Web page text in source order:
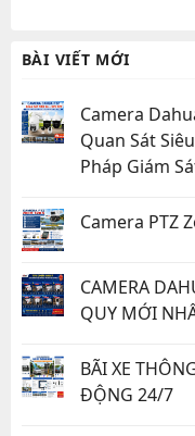
BÀI VIẾT MỚI
Camera
Quan Sát
Pháp Giám
Camera PTZ
CAMERA
QUY MỚI
BÃI XE
ĐỘNG 24/7